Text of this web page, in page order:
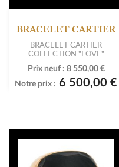
BRACELET CARTIER
BRACELET CARTIER
COLLECTION "LOVE"
Prix neuf : 8 550,00 €
Notre prix : 6 500,00 €